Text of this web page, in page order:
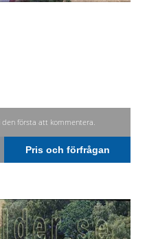
den första att kommentera.
Pris och förfrågan